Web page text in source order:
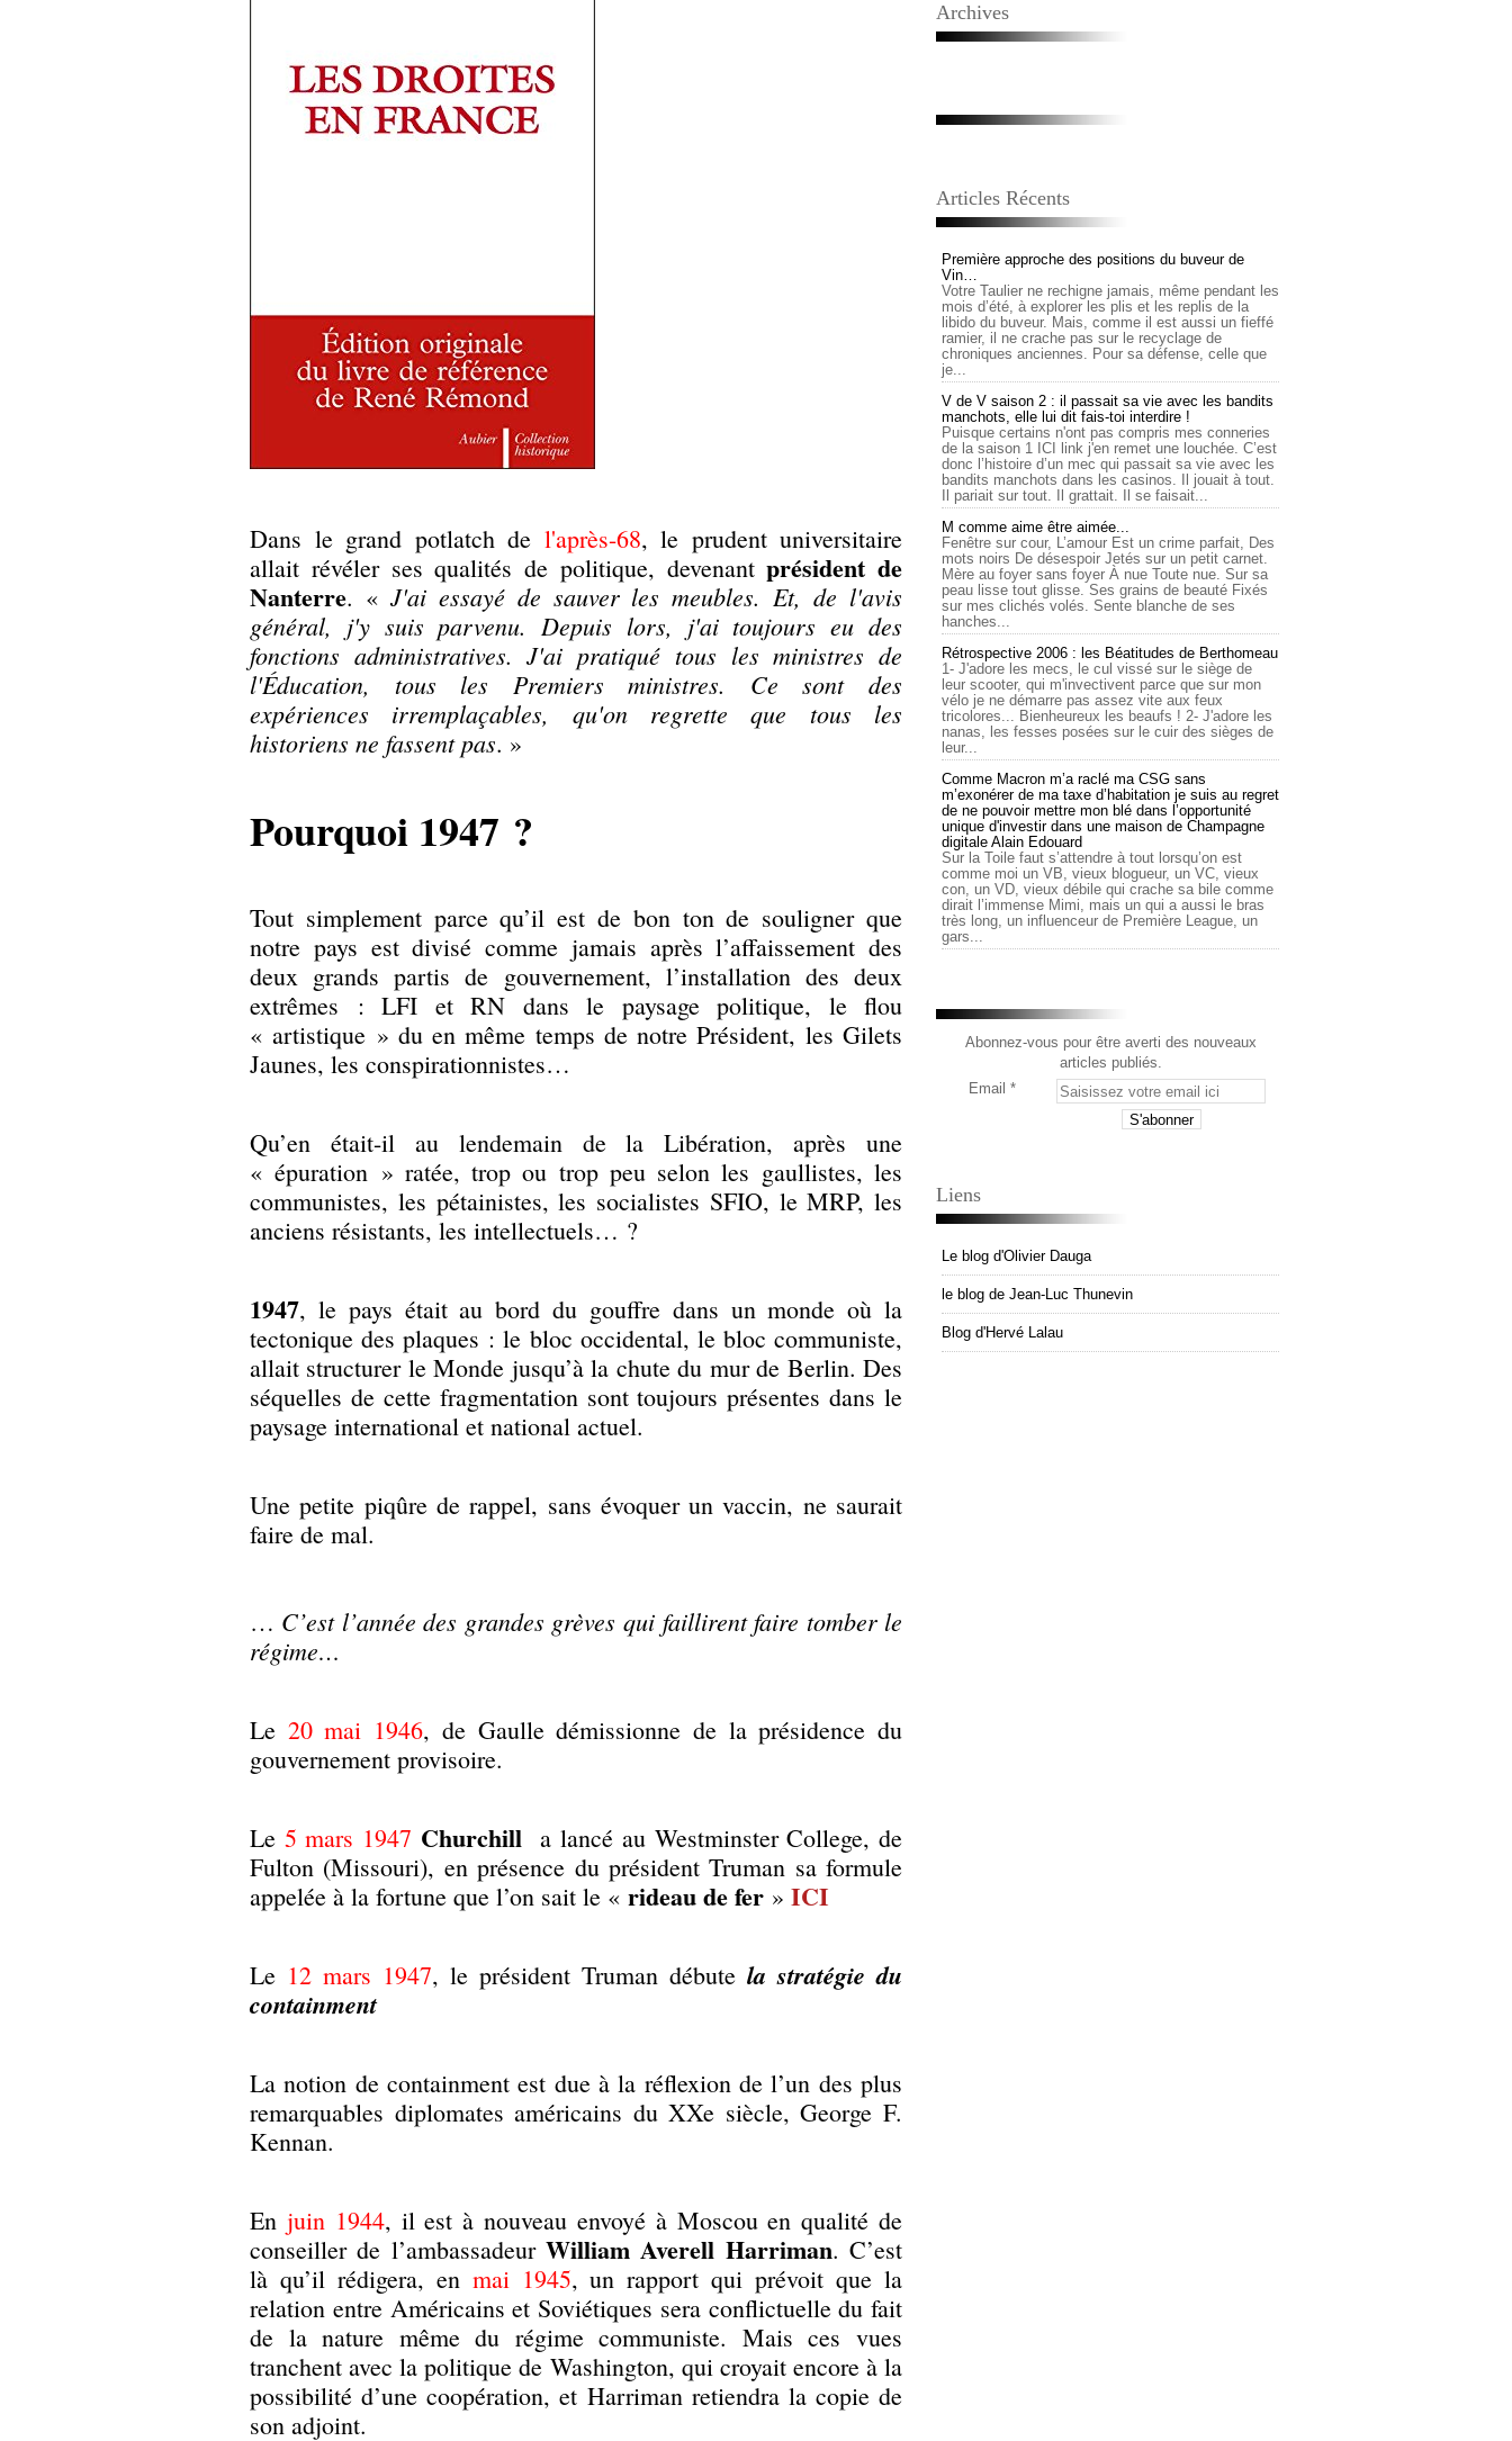
Dans le grand potlatch de l'après-68, le prudent universitaire
allait révéler ses qualités de politique, devenantprésident de
Nanterre. « J'ai essayé de sauver les meubles. Et, de l'avis
général, j'y suis parvenu. Depuis lors, j'ai toujours eu des
fonctions administratives. J'ai pratiqué tous les ministres de
l'Éducation, tous les Premiers ministres. Ce sont des
expériences irremplaçables, qu'on regrette que tous les
historiens ne fassent pas. »
Pourquoi 1947 ?
Tout simplement parce qu’il est de bon ton de souligner que
notre pays est divisé comme jamais après l’affaissement des
deux grands partis de gouvernement, l’installation des deux
extrêmes : LFI et RN dans le paysage politique, le flou
« artistique » du en même temps de notre Président, les Gilets
Jaunes, les conspirationnistes…
Qu’en était-il au lendemain de la Libération, après une
« épuration » ratée, trop ou trop peu selon les gaullistes, les
communistes, les pétainistes, les socialistes SFIO, le MRP, les
anciens résistants, les intellectuels… ?
1947, le pays était au bord du gouffre dans un monde où la
tectonique des plaques : le bloc occidental, le bloc communiste,
allait structurer le Monde jusqu’à la chute du mur de Berlin. Des
séquelles de cette fragmentation sont toujours présentes dans le
paysage international et national actuel.
Une petite piqûre de rappel, sans évoquer un vaccin, ne saurait
faire de mal.
… C’est l’année des grandes grèves qui faillirent faire tomber le
régime…
Le 20 mai 1946, de Gaulle démissionne de la présidence du
gouvernement provisoire.
Le 5 mars 1947 Churchilla lancé au Westminster College, de
Fulton (Missouri), en présence du président Truman sa formule
appelée à la fortune que l’on sait le « rideau de fer » ICI
Le 12 mars 1947, le président Truman débute la stratégie du
containment
La notion de containment est due à la réflexion de l’un des plus
remarquables diplomates américains du XXe siècle, George F.
Kennan.
En juin 1944, il est à nouveau envoyé à Moscou en qualité de
conseiller de l’ambassadeur William Averell Harriman. C’est
là qu’il rédigera, en mai 1945, un rapport qui prévoit que la
relation entre Américains et Soviétiques sera conflictuelle du fait
de la nature même du régime communiste. Mais ces vues
tranchent avec la politique de Washington, qui croyait encore à la
possibilité d’une coopération, et Harriman retiendra la copie de
son adjoint.
Archives
Articles Récents
Première approche des positions du buveur de
Vin…
Votre Taulier ne rechigne jamais, même pendant les
mois d’été, à explorer les plis et les replis de la
libido du buveur. Mais, comme il est aussi un fieffé
ramier, il ne crache pas sur le recyclage de
chroniques anciennes. Pour sa défense, celle que
je...
V de V saison 2 : il passait sa vie avec les bandits
manchots, elle lui dit fais-toi interdire !
Puisque certains n'ont pas compris mes conneries
de la saison 1 ICI link j'en remet une louchée. C’est
donc l’histoire d’un mec qui passait sa vie avec les
bandits manchots dans les casinos. Il jouait à tout.
Il pariait sur tout. Il grattait. Il se faisait...
M comme aime être aimée...
Fenêtre sur cour, L’amour Est un crime parfait, Des
mots noirs De désespoir Jetés sur un petit carnet.
Mère au foyer sans foyer À nue Toute nue. Sur sa
peau lisse tout glisse. Ses grains de beauté Fixés
sur mes clichés volés. Sente blanche de ses
hanches...
Rétrospective 2006 : les Béatitudes de Berthomeau
1- J'adore les mecs, le cul vissé sur le siège de
leur scooter, qui m'invectivent parce que sur mon
vélo je ne démarre pas assez vite aux feux
tricolores... Bienheureux les beaufs ! 2- J'adore les
nanas, les fesses posées sur le cuir des sièges de
leur...
Comme Macron m’a raclé ma CSG sans
m’exonérer de ma taxe d’habitation je suis au regret
de ne pouvoir mettre mon blé dans l’opportunité
unique d'investir dans une maison de Champagne
digitale Alain Edouard
Sur la Toile faut s’attendre à tout lorsqu’on est
comme moi un VB, vieux blogueur, un VC, vieux
con, un VD, vieux débile qui crache sa bile comme
dirait l’immense Mimi, mais un qui a aussi le bras
très long, un influenceur de Première League, un
gars...
Abonnez-vous pour être averti des nouveaux
articles publiés.
Email
Liens
Le blog d'Olivier Dauga
le blog de Jean-Luc Thunevin
Blog d'Hervé Lalau